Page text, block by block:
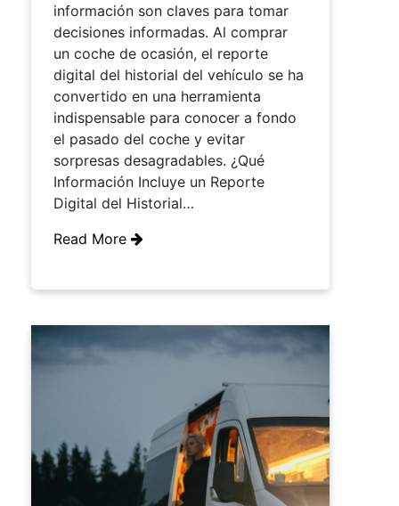
información son claves para tomar
decisiones informadas. Al comprar
un coche de ocasión, el reporte
digital del historial del vehículo se ha
convertido en una herramienta
indispensable para conocer a fondo
el pasado del coche y evitar
sorpresas desagradables. ¿Qué
Información Incluye un Reporte
Digital del Historial…
Read More